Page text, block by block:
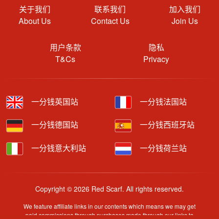
关于我们
About Us
联系我们
Contact Us
加入我们
Join Us
用户条款
T&Cs
隐私
Privacy
一分钱英国站 一分钱法国站
一分钱德国站 一分钱西班牙站
一分钱意大利站 一分钱荷兰站
Copyright © 2026 Red Scarf. All rights reserved.
We feature affiliate links in our contents which means we may get
paid commissions through purchases made through our links to